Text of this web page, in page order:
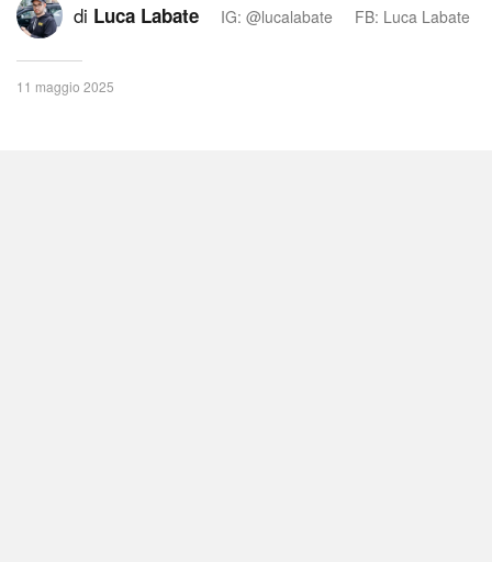
di Luca Labate IG: @lucalabate FB: Luca Labate
11 maggio 2025